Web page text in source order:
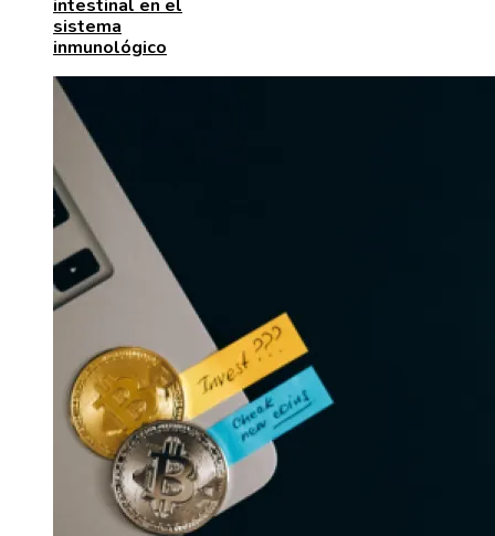
intestinal en el
sistema
inmunológico